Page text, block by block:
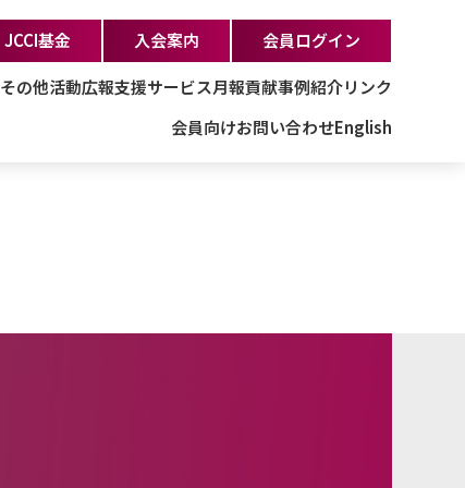
JCCI基金 入会案内 会員ログイン
その他活動広報支援サービス月報貢献事例紹介リンク
会員向けお問い合わせEnglish